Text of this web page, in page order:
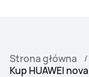
Strona główna
Kup HUAWEI